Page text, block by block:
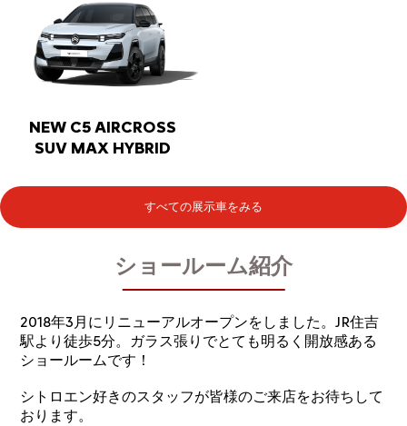
NEW C5 AIRCROSS
SUV MAX HYBRID
すべての展示車をみる
ショールーム紹介
2018年3月にリニューアルオープンをしました。JR住吉
駅より徒歩5分。ガラス張りでとても明るく開放感ある
ショールームです！
シトロエン好きのスタッフが皆様のご来店をお待ちして
おります。